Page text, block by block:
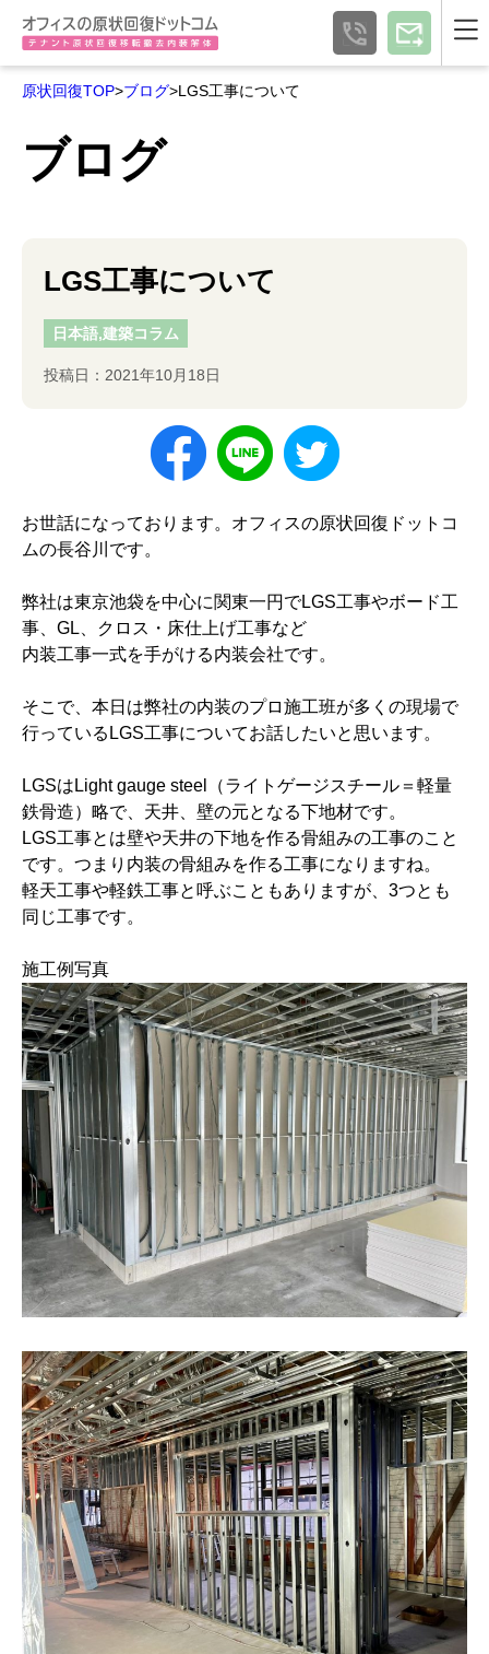
原状回復TOP>ブログ>LGS工事について
ブログ
LGS工事について
日本語,建築コラム
投稿日：2021年10月18日
お世話になっております。オフィスの原状回復ドットコ
ムの長谷川です。
弊社は東京池袋を中心に関東一円でLGS工事やボード工
事、GL、クロス・床仕上げ工事など
内装工事一式を手がける内装会社です。
そこで、本日は弊社の内装のプロ施工班が多くの現場で
行っているLGS工事についてお話したいと思います。
LGSはLight gauge steel（ライトゲージスチール＝軽量
鉄骨造）略で、天井、壁の元となる下地材です。
LGS工事とは壁や天井の下地を作る骨組みの工事のこと
です。つまり内装の骨組みを作る工事になりますね。
軽天工事や軽鉄工事と呼ぶこともありますが、3つとも
同じ工事です。
施工例写真